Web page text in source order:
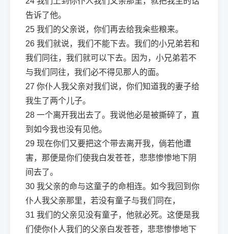
告诉了他。
25 我们的父亲说，你们再去给我籴些粮来。
26 我们就说，我们不能下去。我们的小兄弟若和
我们同往，我们就可以下去。因为，小兄弟若不
与我们同往，我们必不得见那人的面。
27 你仆人我父亲对我们说，你们知道我的妻子给
我生了两个儿子。
28 一个离开我出去了。我说他必是被撕碎了，直
到如今我也没有见他。
29 现在你们又要把这个带去离开我，倘若他遭
害，那便是你们使我白发苍苍，悲悲惨惨地下阴
间去了。
30 我父亲的命与这童子的命相连。如今我回到你
仆人我父亲那里，若没有童子与我们同在，
31 我们的父亲见没有童子，他就必死。这便是我
们使你仆人我们的父亲白发苍苍，悲悲惨惨地下